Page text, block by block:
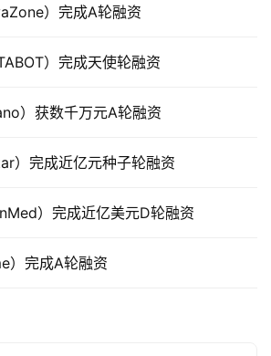
）完成A轮融资
）完成天使轮融资
）获数千万元A轮融资
）完成近亿元种子轮融资
）完成近亿美元D轮融资
）完成A轮融资